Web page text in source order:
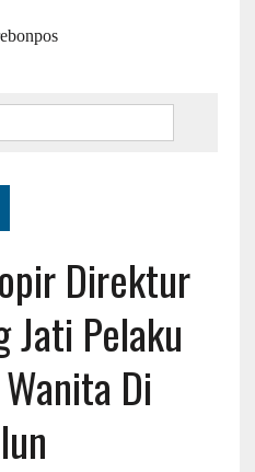
Direktur
Jati Pelaku
Di